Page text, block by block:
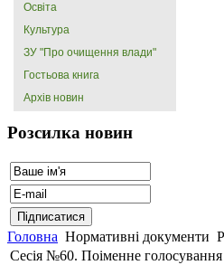
Освіта
Культура
ЗУ "Про очищення влади"
Гостьова книга
Архів новин
Розсилка новин
Головна Нормативні документи
Сесія №60. Поіменне голосування